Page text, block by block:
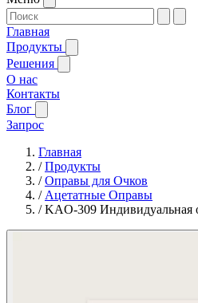
Главная
Продукты
Решения
О нас
Контакты
Блог
Запрос
Главная
/Продукты
/Оправы для Очков
/ Ацетатные Оправы
/KAO-309 Индивидуальная